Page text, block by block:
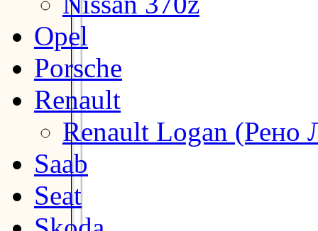
Opel
Porsche
Renault
Renault Logan (Рено
Saab
Seat